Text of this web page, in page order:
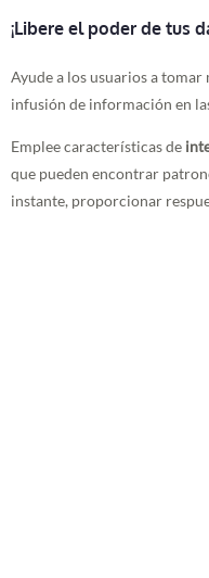
¡Libere el poder de tus
Ayude a los usuarios a
infusión de información en
Emplee características de
que pueden encontrar
instante, proporcionar